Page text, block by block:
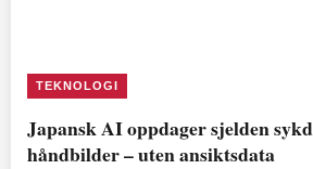
TEKNOLOGI
Japansk AI oppdager sjelden
håndbilder – uten ansiktsdata